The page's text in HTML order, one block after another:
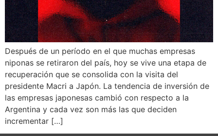
Después de un período en el que muchas empresas
niponas se retiraron del país, hoy se vive una etapa de
recuperación que se consolida con la visita del
presidente Macri a Japón. La tendencia de inversión de
las empresas japonesas cambió con respecto a la
Argentina y cada vez son más las que deciden
incrementar […]